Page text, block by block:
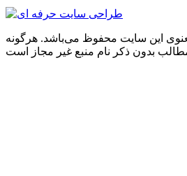
این سایت محفوظ می‌باشد. هرگونه